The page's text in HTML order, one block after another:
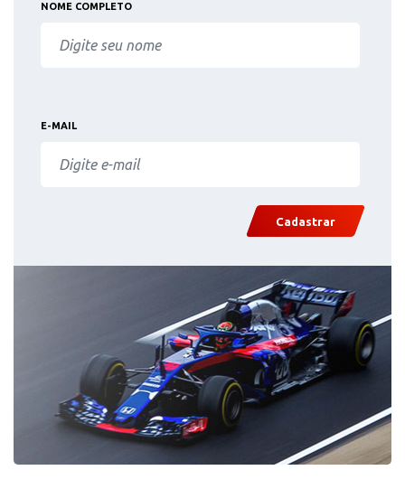
NOME COMPLETO
E-MAIL
Cadastrar